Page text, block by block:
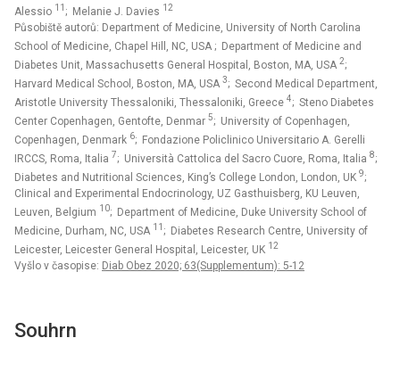
Alessio 11 ; Melanie J. Davies 12
Působiště autorů: Department of Medicine, University of North Carolina
School of Medicine, Chapel Hill, NC, USA ; Department of Medicine and
Diabetes Unit, Massachusetts General Hospital, Boston, MA, USA 2;
Harvard Medical School, Boston, MA, USA 3; Second Medical Department,
Aristotle University Thessaloniki, Thessaloniki, Greece 4; Steno Diabetes
Center Copenhagen, Gentofte, Denmar 5; University of Copenhagen,
Copenhagen, Denmark 6; Fondazione Policlinico Universitario A. Gerelli
IRCCS, Roma, Italia 7; Università Cattolica del Sacro Cuore, Roma, Italia 8;
Diabetes and Nutritional Sciences, King’s College London, London, UK 9;
Clinical and Experimental Endocrinology, UZ Gasthuisberg, KU Leuven,
Leuven, Belgium 10; Department of Medicine, Duke University School of
Medicine, Durham, NC, USA 11 ; Diabetes Research Centre, University of
Leicester, Leicester General Hospital, Leicester, UK 12
Vyšlo v časopise: Diab Obez 2020; 63(Supplementum): 5-12
Souhrn